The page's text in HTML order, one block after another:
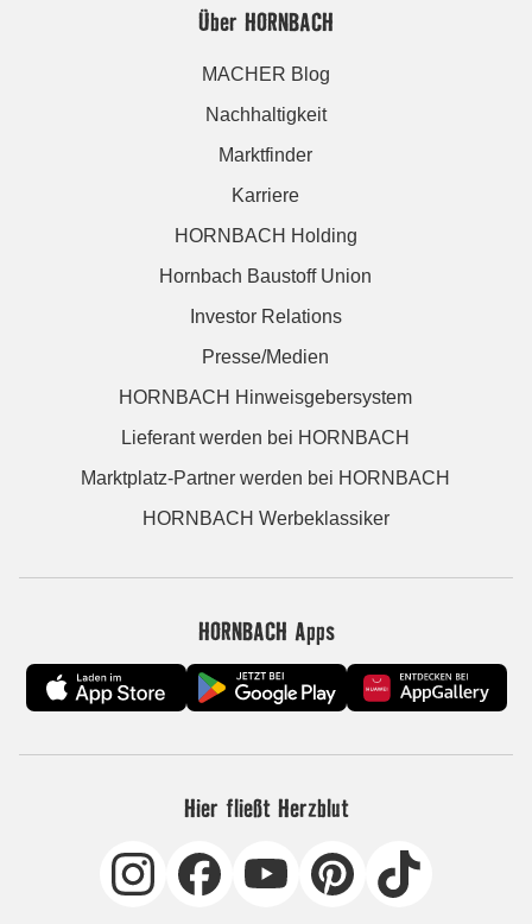
Über HORNBACH
MACHER Blog
Nachhaltigkeit
Marktfinder
Karriere
HORNBACH Holding
Hornbach Baustoff Union
Investor Relations
Presse/Medien
HORNBACH Hinweisgebersystem
Lieferant werden bei HORNBACH
Marktplatz-Partner werden bei HORNBACH
HORNBACH Werbeklassiker
HORNBACH Apps
Hier fließt Herzblut